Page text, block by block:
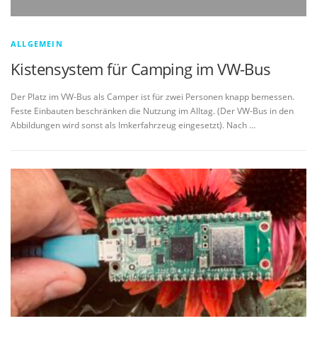
ALLGEMEIN
Kistensystem für Camping im VW-Bus
Der Platz im VW-Bus als Camper ist für zwei Personen knapp bemessen.
Feste Einbauten beschränken die Nutzung im Alltag. (Der VW-Bus in den
Abbildungen wird sonst als Imkerfahrzeug eingesetzt). Nach …